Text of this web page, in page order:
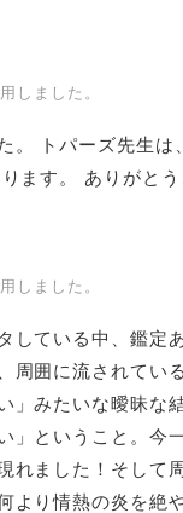
ました。
。 トパーズ先生
ます。 ありがとう
ました。
している中、鑑定
周囲に流されてい
」みたいな曖昧な
」ということ。今
れました！そして
り情熱の炎を絶